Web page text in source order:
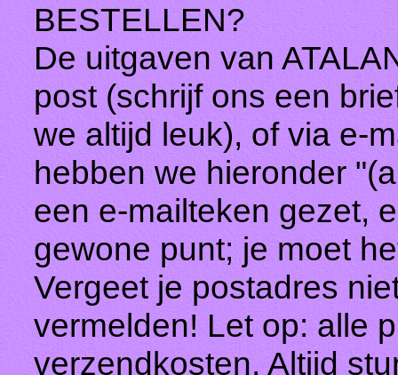
BESTELLEN?
De uitgaven van
post (schrijf ons een
we altijd leuk), of via e-
hebben we hieronder
een e-mailteken gezet,
gewone punt; je moet
Vergeet je postadres
vermelden! Let op: alle
verzendkosten. Altijd